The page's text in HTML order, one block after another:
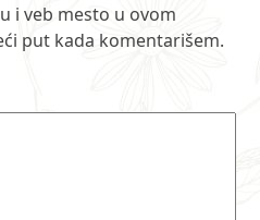
i veb mesto u ovom
put kada komentarišem.